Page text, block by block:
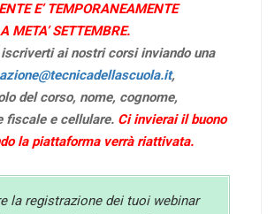
E’ TEMPORANEAMENTE
META’ SETTEMBRE.
ai nostri corsi inviando una
,
del corso, nome, cognome,
fiscale e cellulare. Ci invierai il buono
la piattaforma verrà riattivata.
la registrazione dei tuoi webinar